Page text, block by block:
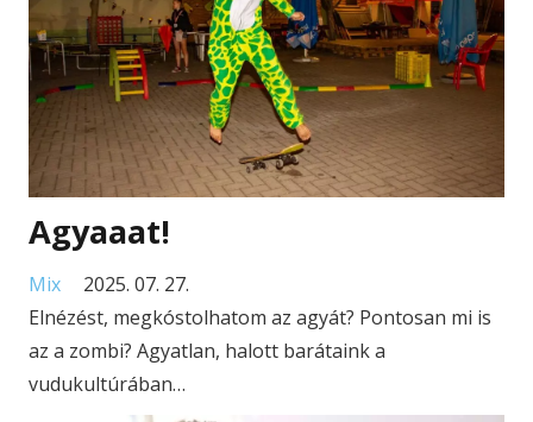
Agyaaat!
Mix
2025. 07. 27.
Elnézést, megkóstolhatom az agyát? Pontosan mi is
az a zombi? Agyatlan, halott barátaink a
vudukultúrában…